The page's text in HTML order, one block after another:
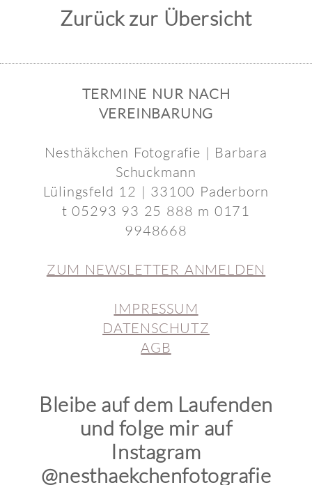
Zurück zur Übersicht
TERMINE NUR NACH
VEREINBARUNG
Nesthäkchen Fotografie | Barbara
Schuckmann
Lülingsfeld 12 | 33100 Paderborn
t 05293 93 25 888 m 0171
9948668
ZUM NEWSLETTER ANMELDEN
IMPRESSUM
DATENSCHUTZ
AGB
Bleibe auf dem Laufenden
und folge mir auf
Instagram
@nesthaekchenfotografie